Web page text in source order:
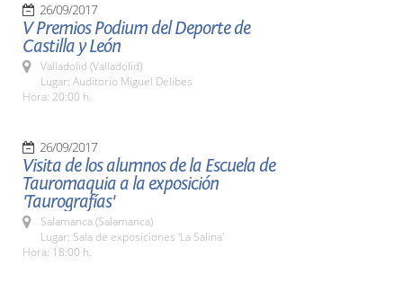
26/09/2017
V Premios Podium del Deporte de
Castilla y León
Valladolid (Valladolid)
Lugar: Auditorio Miguel Delibes
Hora: 20:00 h.
26/09/2017
Visita de los alumnos de la Escuela de
Tauromaquia a la exposición
'Taurografías'
Salamanca (Salamanca)
Lugar: Sala de exposiciones 'La Salina'
Hora: 18:00 h.